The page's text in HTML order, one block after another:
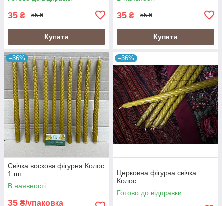
35 ₴ 55 ₴
Купити
35 ₴ 55 ₴
Купити
–36%
Свічка воскова фігурна Колос
1 шт
В наявності
35 ₴/упаковка
–36%
Церковна фігурна свічка
Колос
Готово до відправки